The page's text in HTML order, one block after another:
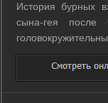
История бурных
сына-гея после